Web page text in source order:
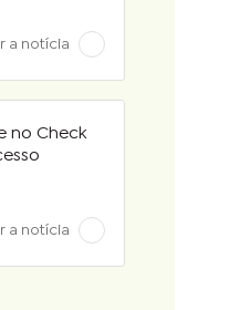
a notícia
no Check
a notícia